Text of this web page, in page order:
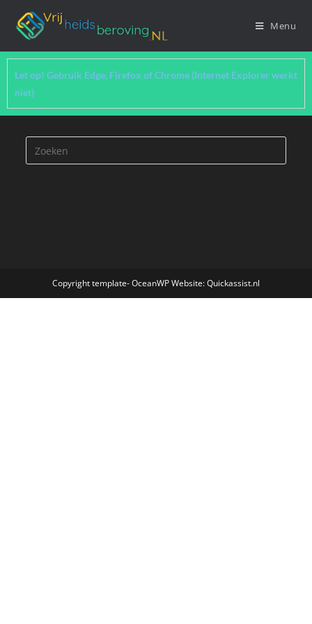
Menu
Let op! Gebruik Edge, Firefox of Chrome (Internet Explorer werkt
niet)
Copyright template- OceanWP Website: Quickassist.nl